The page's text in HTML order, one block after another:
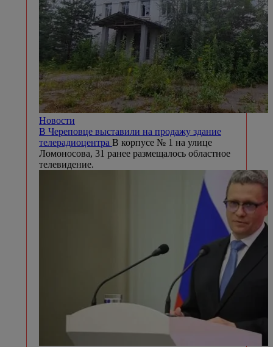
Новости
В Череповце выставили на продажу здание
телерадиоцентра В корпусе № 1 на улице
Ломоносова, 31 ранее размещалось областное
телевидение.